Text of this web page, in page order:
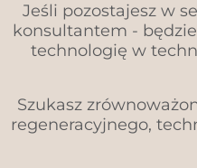
Jeśli pozostajesz w
konsultantem -
technologię w
Szukasz
regeneracyjnego,